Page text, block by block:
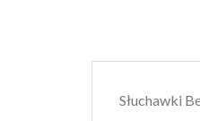
Słuchawki